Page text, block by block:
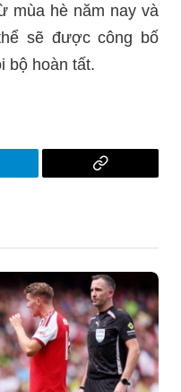
mùa hè năm nay và
sẽ được công bố
bộ hoàn tất.
Copy